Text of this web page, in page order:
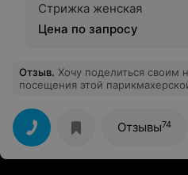
Стрижка женская
Цена по запросу
Отзыв. Хочу поделиться своим
посещения этой
получилась хорошей, общее
просто ужасное. Во время процесса администраторы
не оставляли в покое никого—
практикантам, мешая им
поддержать их, они только
Отзывы74